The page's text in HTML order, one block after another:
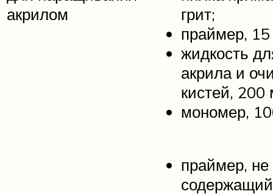
акрилом
грит;
праймер,
жидкость
акрила и
кистей, 200
мономер,
праймер, не
содержащий